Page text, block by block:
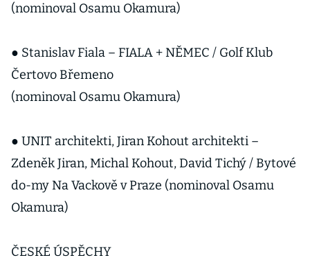
(nominoval Osamu Okamura)
● Stanislav Fiala – FIALA + NĚMEC / Golf Klub
Čertovo Břemeno
(nominoval Osamu Okamura)
● UNIT architekti, Jiran Kohout architekti –
Zdeněk Jiran, Michal Kohout, David Tichý / Bytové
do-my Na Vackově v Praze (nominoval Osamu
Okamura)
ČESKÉ ÚSPĚCHY